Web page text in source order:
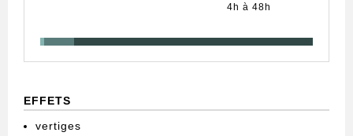
4h à 48h
EFFETS
vertiges